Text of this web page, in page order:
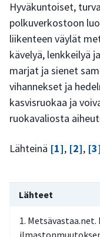
Hyväkuntoiset,
polkuverkostoon
liikenteen väylät
kävelyä, lenkkeilyä
marjat ja sienet
vihannekset ja
kasvisruokaa ja
ruokavaliosta
Lähteinä [1], [2], [3]
Lähteet